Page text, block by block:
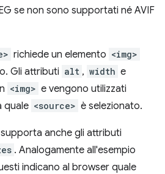
se non sono supportati né AVIF
richiede un elemento <img>
Gli attributi alt , width e
<img> e vengono utilizzati
quale <source> è selezionato.
supporta anche gli attributi
. Analogamente all'esempio
indicano al browser quale